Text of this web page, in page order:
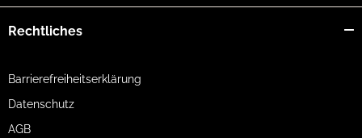
Rechtliches
Barrierefreiheitserklärung
Datenschutz
AGB